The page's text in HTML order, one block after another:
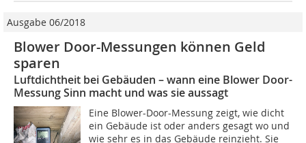
Ausgabe 06/2018
Blower Door-Messungen können Geld
sparen
Luftdichtheit bei Gebäuden – wann eine Blower Door-
Messung Sinn macht und was sie aussagt
Eine Blower-Door-Messung zeigt, wie dicht
ein Gebäude ist oder anders gesagt wo und
wie sehr es in das Gebäude reinzieht. Sie